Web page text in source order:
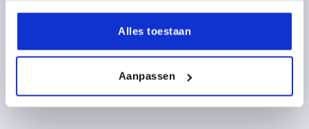
Alles toestaan
Aanpassen